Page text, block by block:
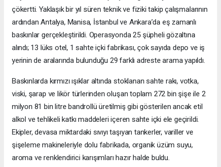
çökertti. Yaklaşık bir yıl süren teknik ve fiziki takip çalışmalarının
ardından Antalya, Manisa, İstanbul ve Ankara’da eş zamanlı
baskınlar gerçekleştirildi. Operasyonda 25 şüpheli gözaltına
alındı; 13 lüks otel, 1 sahte içki fabrikası, çok sayıda depo ve iş
yerinin de aralarında bulunduğu 29 farklı adreste arama yapıldı.
Baskınlarda kırmızı ışıklar altında stoklanan sahte rakı, votka,
viski, şarap ve likör türlerinden oluşan toplam 272 bin şişe ile 2
milyon 81 bin litre bandrollü üretilmiş gibi gösterilen ancak etil
alkol ve tehlikeli katkı maddeleri içeren sahte içki ele geçirildi.
Ekipler, devasa miktardaki sıvıyı taşıyan tankerler, variller ve
şişeleme makineleriyle dolu fabrikada, organik üzüm suyu,
aroma ve renklendirici karışımları hazır halde buldu.